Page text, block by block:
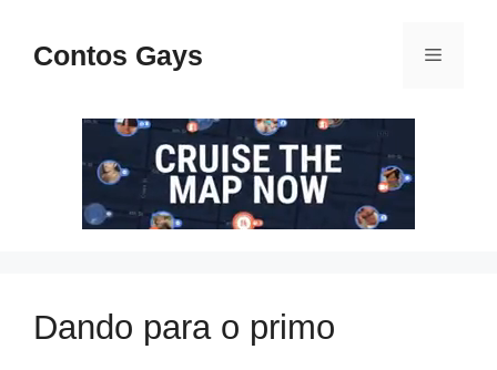
paraContos Gays Menu
Dando para o primo